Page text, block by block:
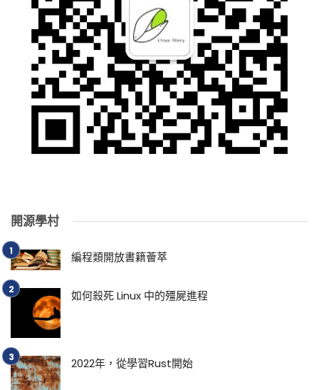
開源學村
編程類開放書籍薈萃
如何殺死 Linux 中的殭屍進程
2022年，從學習Rust開始